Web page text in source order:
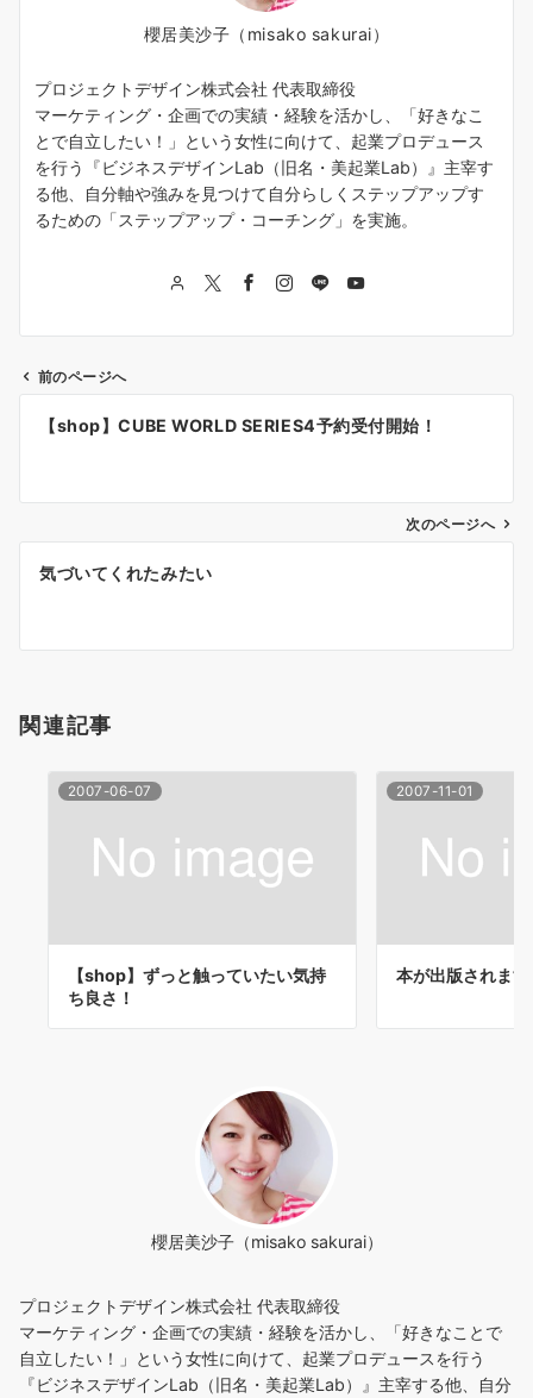
櫻居美沙子（misako sakurai）
プロジェクトデザイン株式会社 代表取締役
マーケティング・企画での実績・経験を活かし、「好きなこ
とで自立したい！」という女性に向けて、起業プロデュース
を行う『ビジネスデザインLab（旧名・美起業Lab）』主宰す
る他、自分軸や強みを見つけて自分らしくステップアップす
るための「ステップアップ・コーチング」を実施。
ゲ
シ
ン
前のページへ
【shop】CUBE WORLD SERIES4予約受付開始！
次のページへ
気づいてくれたみたい
関連記事
2007-06-07
【shop】ずっと触っていたい気持
ち良さ！
2007-11-01
本が出版されます
櫻居美沙子（misako sakurai）
プロジェクトデザイン株式会社 代表取締役
マーケティング・企画での実績・経験を活かし、「好きなことで
自立したい！」という女性に向けて、起業プロデュースを行う
『ビジネスデザインLab（旧名・美起業Lab）』主宰する他、自分